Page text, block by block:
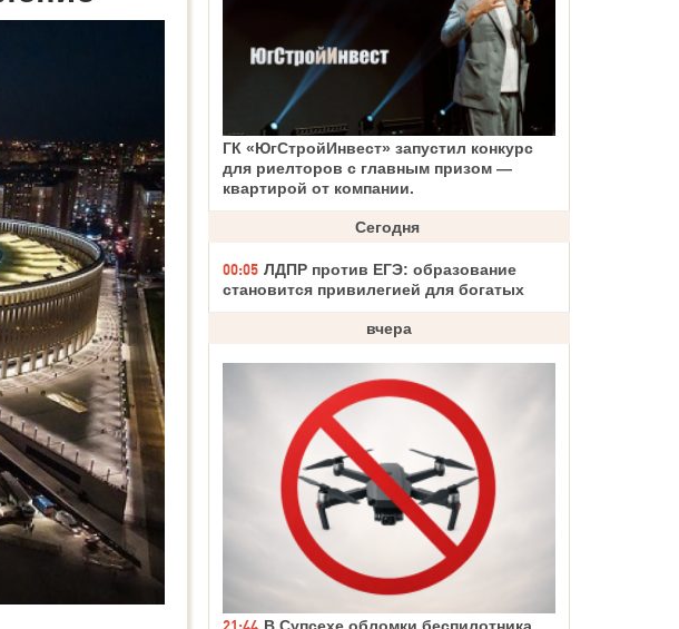
ГК «ЮгСтройИнвест» запустил конкурс
для риелторов с главным призом —
квартирой от компании.
Сегодня
00:05 ЛДПР против ЕГЭ: образование
становится привилегией для богатых
вчера